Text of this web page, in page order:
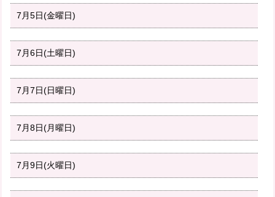
7月5日(金曜日)
7月6日(土曜日)
7月7日(日曜日)
7月8日(月曜日)
7月9日(火曜日)